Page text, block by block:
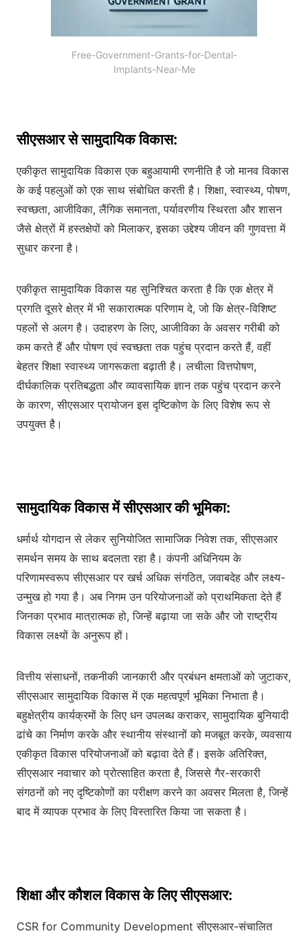
Free-Government-Grants-for-Dental-
Implants-Near-Me
सीएसआर से सामुदायिक विकास:
एकीकृत सामुदायिक विकास एक बहुआयामी रणनीति है जो मानव विकास
के कई पहलुओं को एक साथ संबोधित करती है। शिक्षा, स्वास्थ्य, पोषण,
स्वच्छता, आजीविका, लैंगिक समानता, पर्यावरणीय स्थिरता और शासन
जैसे क्षेत्रों में हस्तक्षेपों को मिलाकर, इसका उद्देश्य जीवन की गुणवत्ता में
सुधार करना है।
एकीकृत सामुदायिक विकास यह सुनिश्चित करता है कि एक क्षेत्र में
प्रगति दूसरे क्षेत्र में भी सकारात्मक परिणाम दे, जो कि क्षेत्र-विशिष्ट
पहलों से अलग है। उदाहरण के लिए, आजीविका के अवसर गरीबी को
कम करते हैं और पोषण एवं स्वच्छता तक पहुंच प्रदान करते हैं, वहीं
बेहतर शिक्षा स्वास्थ्य जागरूकता बढ़ाती है। लचीला वित्तपोषण,
दीर्घकालिक प्रतिबद्धता और व्यावसायिक ज्ञान तक पहुंच प्रदान करने
के कारण, सीएसआर प्रायोजन इस दृष्टिकोण के लिए विशेष रूप से
उपयुक्त है।
सामुदायिक विकास में सीएसआर की भूमिका:
धर्मार्थ योगदान से लेकर सुनियोजित सामाजिक निवेश तक, सीएसआर
समर्थन समय के साथ बदलता रहा है। कंपनी अधिनियम के
परिणामस्वरूप सीएसआर पर खर्च अधिक संगठित, जवाबदेह और लक्ष्य-
उन्मुख हो गया है। अब निगम उन परियोजनाओं को प्राथमिकता देते हैं
जिनका प्रभाव मात्रात्मक हो, जिन्हें बढ़ाया जा सके और जो राष्ट्रीय
विकास लक्ष्यों के अनुरूप हों।
वित्तीय संसाधनों, तकनीकी जानकारी और प्रबंधन क्षमताओं को जुटाकर,
सीएसआर सामुदायिक विकास में एक महत्वपूर्ण भूमिका निभाता है।
बहुक्षेत्रीय कार्यक्रमों के लिए धन उपलब्ध कराकर, सामुदायिक बुनियादी
ढांचे का निर्माण करके और स्थानीय संस्थानों को मजबूत करके, व्यवसाय
एकीकृत विकास परियोजनाओं को बढ़ावा देते हैं। इसके अतिरिक्त,
सीएसआर नवाचार को प्रोत्साहित करता है, जिससे गैर-सरकारी
संगठनों को नए दृष्टिकोणों का परीक्षण करने का अवसर मिलता है, जिन्हें
बाद में व्यापक प्रभाव के लिए विस्तारित किया जा सकता है।
शिक्षा और कौशल विकास के लिए सीएसआर:
CSR for Community Development सीएसआर-संचालित